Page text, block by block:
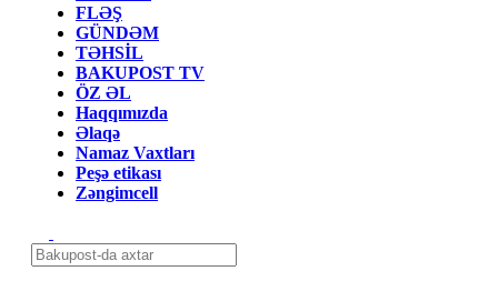
FLƏŞ
GÜNDƏM
TƏHSİL
BAKUPOST TV
ÖZ ƏL
Haqqımızda
Əlaqə
Namaz Vaxtları
Peşə etikası
Zəngimcell